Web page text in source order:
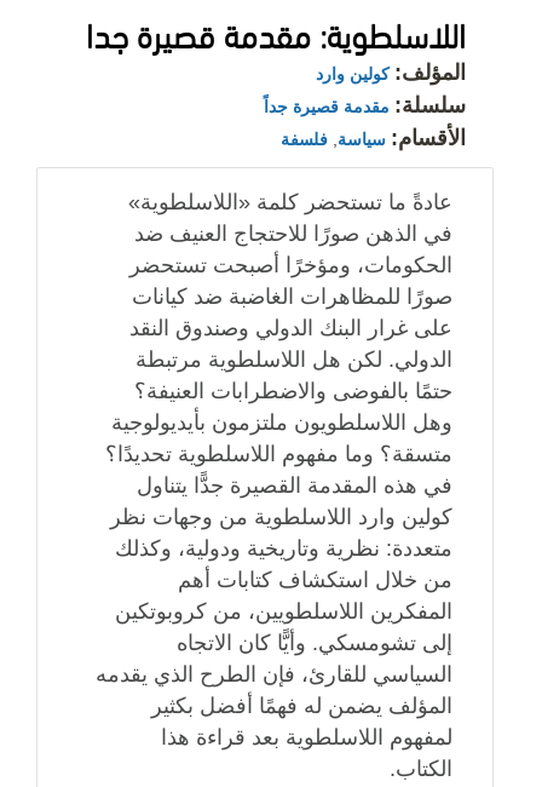
اللاسلطوية: مقدمة قصيرة جدا
المؤلف: كولين وارد
سلسلة: مقدمة قصيرة جداً
الأقسام: سياسة فلسفة
عادةً ما تستحضر كلمة «اللاسلطوية»
في الذهن صورًا للاحتجاج العنيف ضد
الحكومات، ومؤخرًا أصبحت تستحضر
صورًا للمظاهرات الغاضبة ضد كيانات
على غرار البنك الدولي وصندوق النقد
الدولي. لكن هل اللاسلطوية مرتبطة
حتمًا بالفوضى والاضطرابات العنيفة؟
وهل اللاسلطويون ملتزمون بأيديولوجية
متسقة؟ وما مفهوم اللاسلطوية تحديدًا؟
في هذه المقدمة القصيرة جدًّا يتناول
كولين وارد اللاسلطوية من وجهات نظر
متعددة: نظرية وتاريخية ودولية، وكذلك
من خلال استكشاف كتابات أهم
المفكرين اللاسلطويين، من كروبوتكين
إلى تشومسكي. وأيًّا كان الاتجاه
السياسي للقارئ، فإن الطرح الذي يقدمه
المؤلف يضمن له فهمًا أفضل بكثير
لمفهوم اللاسلطوية بعد قراءة هذا
الكتاب.